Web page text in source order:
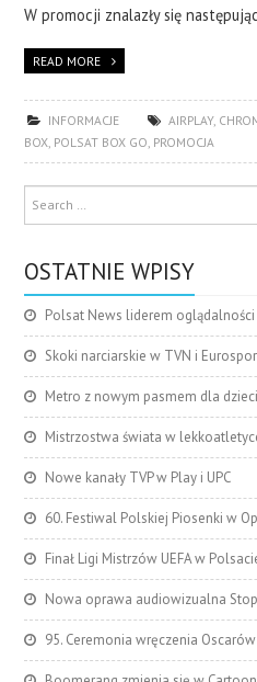
W promocji znalazły się
READ MORE
INFORMACJE AIRPLAY,
BOX, POLSAT BOX GO, PROMOCJA
OSTATNIE WPISY
Polsat News liderem oglądalności
Skoki narciarskie w TVN i
Metro z nowym pasmem dla dzieci
Mistrzostwa świata w
Nowe kanały TVP w Play i UPC
60. Festiwal Polskiej Piosenki w
Finał Ligi Mistrzów UEFA w
Nowa oprawa audiowizualna
95. Ceremonia wręczenia